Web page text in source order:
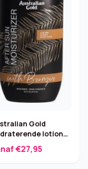
Gold
lotion
bronzer – 473 ml
€27,95